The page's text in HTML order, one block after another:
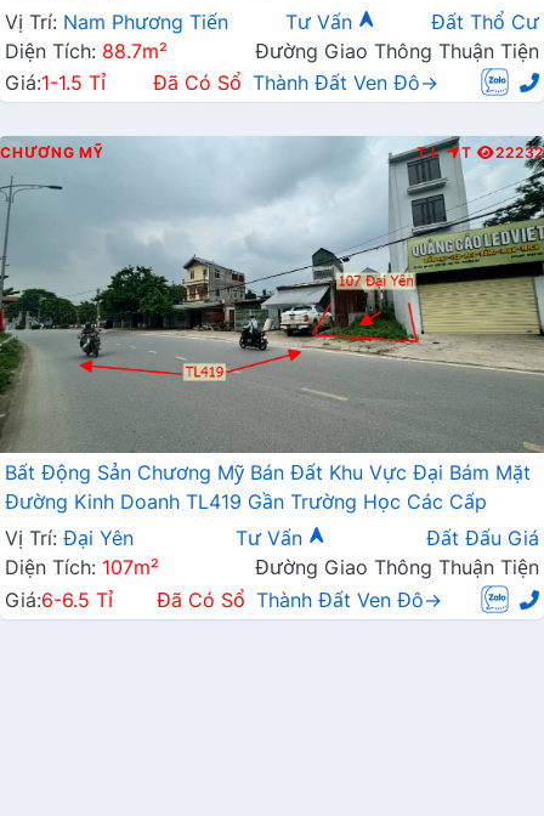
Vị Trí: Nam Phương Tiến Tư Vấn
Đất Thổ Cư
Diện Tích: 88.7m²
Đường Giao Thông Thuận Tiện
Giá:1-1.5 Tỉ Đã Có Sổ Thành Đất Ven Đô→
CHƯƠNG MỸ T.L T 22232
Bất Động Sản Chương Mỹ Bán Đất Khu Vực Đại Bám Mặt
Đường Kinh Doanh TL419 Gần Trường Học Các Cấp
Vị Trí: Đại Yên Tư Vấn
Đất Đấu Giá
Diện Tích: 107m²
Đường Giao Thông Thuận Tiện
Giá:6-6.5 Tỉ Đã Có Sổ Thành Đất Ven Đô→